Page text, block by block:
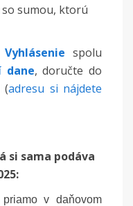
sumou, ktorú
Vyhlásenie spolu
dane, doručte do
(adresu si nájdete
si sama podáva
v daňovom